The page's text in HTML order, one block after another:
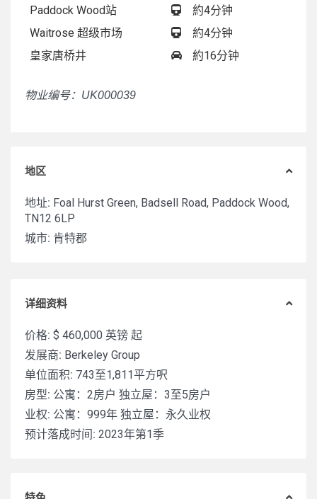
Paddock Wood站
約4分钟
Waitrose 超级市场
約4分钟
皇家唐桥井
約16分钟
物业编号：UK000039
地区
地址: Foal Hurst Green, Badsell Road, Paddock Wood,
TN12 6LP
城市: 肯特郡
详细资料
价格: $ 460,000 英镑 起
发展商: Berkeley Group
单位面积: 743至1,811平方呎
房型: 公寓：2房户 独立屋：3至5房户
业权: 公寓：999年 独立屋：永久业权
预计落成时间: 2023年第1季